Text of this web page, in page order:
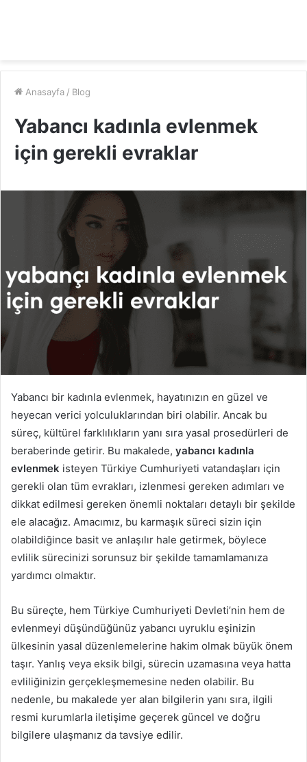
Anasayfa / Blog
Yabancı kadınla evlenmek
için gerekli evraklar
Yabancı bir kadınla evlenmek, hayatınızın en güzel ve
heyecan verici yolculuklarından biri olabilir. Ancak bu
süreç, kültürel farklılıkların yanı sıra yasal prosedürleri de
beraberinde getirir. Bu makalede, yabancı kadınla
evlenmek isteyen Türkiye Cumhuriyeti vatandaşları için
gerekli olan tüm evrakları, izlenmesi gereken adımları ve
dikkat edilmesi gereken önemli noktaları detaylı bir şekilde
ele alacağız. Amacımız, bu karmaşık süreci sizin için
olabildiğince basit ve anlaşılır hale getirmek, böylece
evlilik sürecinizi sorunsuz bir şekilde tamamlamanıza
yardımcı olmaktır.
Bu süreçte, hem Türkiye Cumhuriyeti Devleti’nin hem de
evlenmeyi düşündüğünüz yabancı uyruklu eşinizin
ülkesinin yasal düzenlemelerine hakim olmak büyük önem
taşır. Yanlış veya eksik bilgi, sürecin uzamasına veya hatta
evliliğinizin gerçekleşmemesine neden olabilir. Bu
nedenle, bu makalede yer alan bilgilerin yanı sıra, ilgili
resmi kurumlarla iletişime geçerek güncel ve doğru
bilgilere ulaşmanız da tavsiye edilir.